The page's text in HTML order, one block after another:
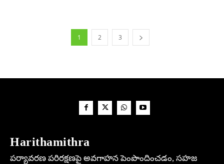
1 2 3
Harithamithra
పర్యావరణ పరిరక్షణపై అవగాహన పెంపొందించడం, సహజ